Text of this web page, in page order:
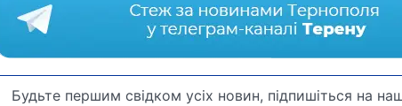
Будьте першим свідком усіх новин, підпишіться на